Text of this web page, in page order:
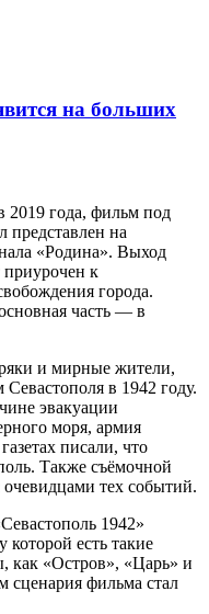
на больших
года, фильм под
представлен на
«Родина». Выход
приурочен к
города.
часть — в
и мирные жители,
в 1942 году.
эвакуации
моря, армия
писали, что
Также съёмочной
очевидцами тех событий.
1942»
которой есть такие
как «Остров», «Царь» и
фильма стал